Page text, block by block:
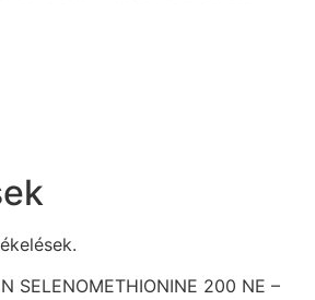
SELENOMETHIONINE 200 NE –